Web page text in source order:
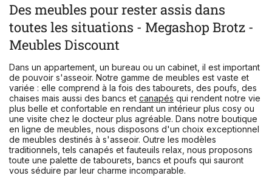
Des meubles pour rester assis dans
toutes les situations - Megashop Brotz -
Meubles Discount
Dans un appartement, un bureau ou un cabinet, il est important
de pouvoir s'asseoir. Notre gamme de meubles est vaste et
variée : elle comprend à la fois des tabourets, des poufs, des
chaises mais aussi des bancs et canapés qui rendent notre vie
plus belle et confortable en rendant un intérieur plus cosy ou
une visite chez le docteur plus agréable. Dans notre boutique
en ligne de meubles, nous disposons d'un choix exceptionnel
de meubles destinés à s'asseoir. Outre les modèles
traditionnels, tels canapés et fauteuils relax, nous proposons
toute une palette de tabourets, bancs et poufs qui sauront
vous séduire par leur charme incomparable.